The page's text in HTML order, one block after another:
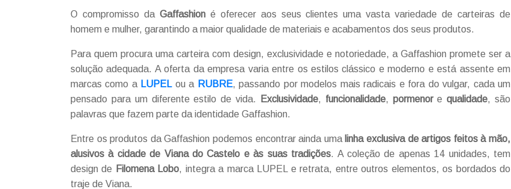
O compromisso da Gaffashioné oferecer aos seus clientes uma vasta variedade de carteiras de
homem e mulher, garantindo a maior qualidade de materiais e acabamentos dos seus produtos.
Para quem procura uma carteira com design, exclusividade e notoriedade, a Gaffashion promete ser a
solução adequada. A oferta da empresa varia entre os estilos clássico e moderno e está assente em
marcas como a LUPELou a RUBRE, passando por modelos mais radicais e fora do vulgar, cada um
pensado para um diferente estilo de vida.
Exclusividade, funcionalidade, pormenorequalidade, são
palavras que fazem parte da identidade Gaffashion.
Entre os produtos da Gaffashion podemos encontrar ainda uma linha exclusiva de artigos feitos à mão,
alusivos à cidade de Viana do Castelo e às suas tradições. A coleção de apenas 14 unidades, tem
design de Filomena Lobo, integra a marca LUPEL e retrata, entre outros elementos, os bordados do
traje de Viana.